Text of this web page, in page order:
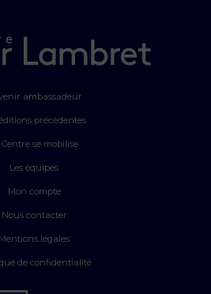
ambassadeur
précédentes
Centre se mobilise
Les équipes
Mon compte
Nous contacter
Mentions légales
de confidentialité